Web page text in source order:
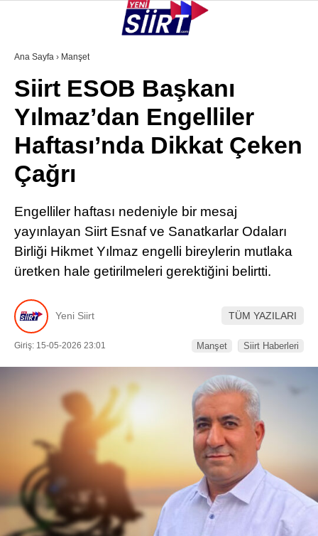
WhatsApp İhbar Hattı
Facebook
YAZARLAR
KURTALAN
ERUH
BAYKAN
ŞIRVAN
TILLO
NÖBETÇI ECZANELER
Ana Sayfa › Manşet
Siirt ESOB Başkanı
Yılmaz’dan Engelliler
Haftası’nda Dikkat Çeken
Çağrı
Engelliler haftası nedeniyle bir mesaj
yayınlayan Siirt Esnaf ve Sanatkarlar Odaları
Birliği Hikmet Yılmaz engelli bireylerin mutlaka
üretken hale getirilmeleri gerektiğini belirtti.
Yeni Siirt TÜM YAZILARI
Giriş: 15-05-2026 23:01 Manşet Siirt Haberleri